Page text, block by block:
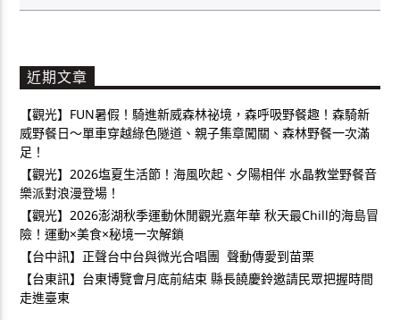
近期文章
【觀光】FUN暑假！騎進新威森林祕境，森呼吸野餐趣！森騎新
威野餐日～單車穿越綠色隧道、親子集章闖關、森林野餐一次滿
足！
【觀光】2026塩夏生活節！海風吹起、夕陽相伴 水晶教堂野餐音
樂派對浪漫登場！
【觀光】2026澎湖秋季運動休閒觀光嘉年華 秋天最Chill的海島冒
險！運動×美食×秘境一次解鎖
【台中訊】正聲台中台與微光合唱團 聲動傳愛到苗栗
【台東訊】台東博覽會月底前結束 縣長饒慶鈴邀請民眾把握時間
走進臺東